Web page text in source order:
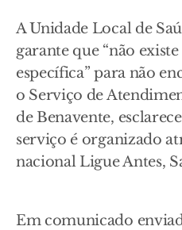
A Unidade Local de
garante que “não
específica” para não
o Serviço de
de Benavente,
serviço é organizado
nacional Ligue Antes,
Em comunicado